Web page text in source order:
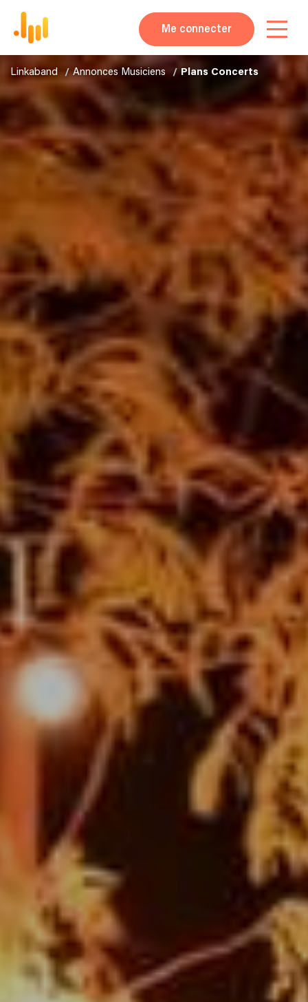
Me connecter
Linkaband Annonces Musiciens Plans Concerts